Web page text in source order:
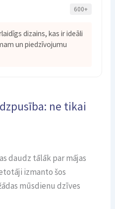
600+
dizains, kas ir ideāli
un piedzīvojumu
ne tikai
daudz tālāk par mājas
izmanto šos
mūsdienu dzīves